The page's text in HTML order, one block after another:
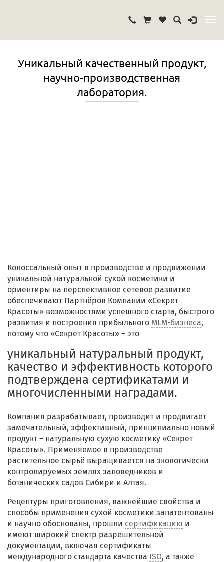
Уникальный качественный продукт,
научно-производственная
лаборатория.
Колоссальный опыт в производстве и продвижении
уникальной натуральной сухой косметики и
ориентиры на перспективное сетевое развитие
обеспечивают Партнёров Компании «Секрет
Красоты» возможностями успешного старта, быстрого
развития и построения прибыльного MLM-бизнеса,
потому что «Секрет Красоты» – это
уникальный натуральный продукт,
качество и эффективность которого
подтверждена сертификатами и
многочисленными наградами.
Компания разрабатывает, производит и продвигает
замечательный, эффективный, принципиально новый
продукт – натуральную сухую косметику «Секрет
Красоты». Применяемое в производстве
растительное сырьё выращивается на экологически
контролируемых землях заповедников и
ботанических садов Сибири и Алтая.
Рецептуры приготовления, важнейшие свойства и
способы применения сухой косметики запатентованы
и научно обоснованы, прошли сертификацию и
имеют широкий спектр разрешительной
документации, включая сертификаты
международного стандарта качества ISO, а также